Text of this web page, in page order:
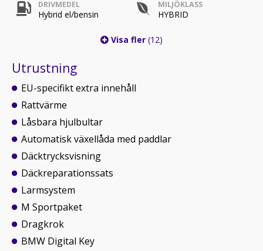
DRIVMEDEL
Hybrid el/bensin
MILJÖKLASS
HYBRID
Visa fler (12)
Utrustning
EU-specifikt extra innehåll
Rattvärme
Låsbara hjulbultar
Automatisk växellåda med paddlar
Däcktrycksvisning
Däckreparationssats
Larmsystem
M Sportpaket
Dragkrok
BMW Digital Key